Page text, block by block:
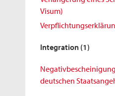
Visum)
Integration (1)
deutschen